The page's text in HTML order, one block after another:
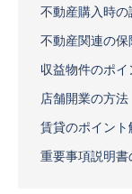
不動産購入時の
不動産関連の保
収益物件のポイ
店舗開業の方法
賃貸のポイント
重要事項説明書